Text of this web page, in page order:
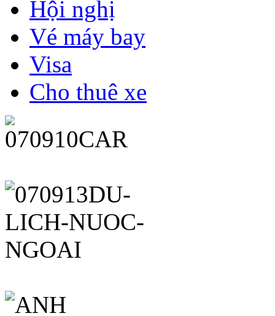
Hội nghị
Vé máy bay
Visa
Cho thuê xe